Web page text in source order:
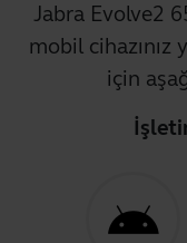
Jabra Evolve2
mobil
için